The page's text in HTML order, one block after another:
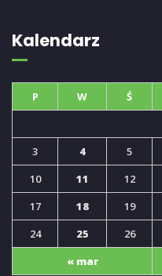
Kalendarz
P W Ś
« mar
3
4 5
10
11 12
17
18 19
24
25 26